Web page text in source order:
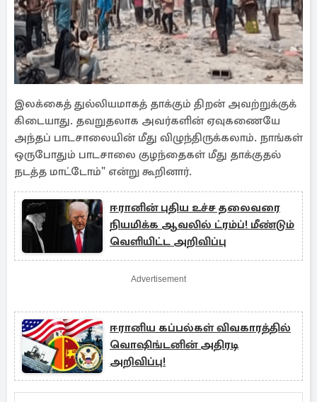
இலக்கைத் துல்லியமாகத் தாக்கும் திறன் அவற்றுக்குக்
கிடையாது. தவறுதலாக அவர்களின் ஏவுகணையே
அந்தப் பாடசாலையின் மீது விழுந்திருக்கலாம். நாங்கள்
ஒருபோதும் பாடசாலை குழந்தைகள் மீது தாக்குதல்
நடத்த மாட்டோம்" என்று கூறினார்.
ஈரானின் புதிய உச்ச தலைவரை
நியமிக்க ஆவலில் ட்ரம்ப்! மீண்டும்
வெளியிட்ட அறிவிப்பு
Advertisement
ஈரானிய கப்பல்கள் விவகாரத்தில்
வொஷிங்டனின் அதிரடி
அறிவிப்பு!